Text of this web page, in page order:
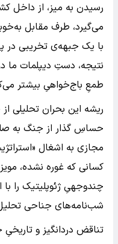
رسیدن به میز، از داخل
می‌گیرد، طرف مقابل
با یک جبهه‌ی تخریبی
نتیجه، دستِ دیپلمات ما
طمعِ باج‌خواهیِ بیشتر
ریشه این بحران تحلیلی
حساسِ گذار از جنگ به
مجازی به اشغال
کسانی که غوره نشده،
چندوجهیِ ژئوپلیتیک را
شب‌نامه‌های جناحی
تناقض دردانگیز و